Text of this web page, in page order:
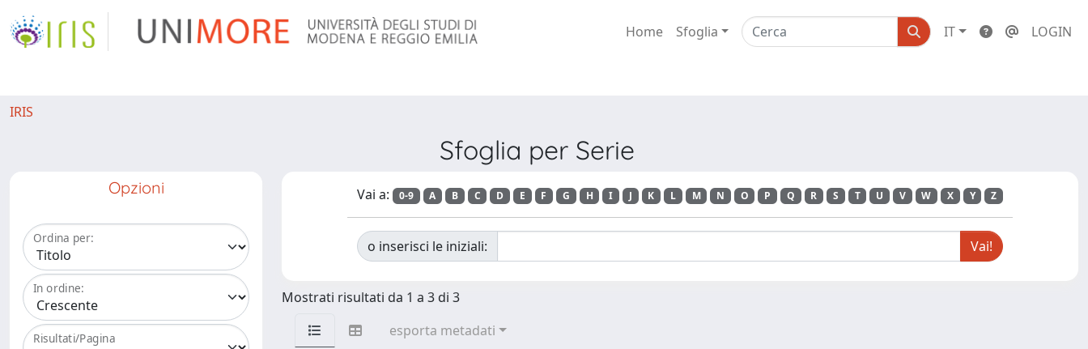
Home Sfoglia IT LOGIN
IRIS
Sfoglia per Serie
Opzioni
Ordina per:
In ordine:
Risultati/Pagina
Vai a: 0-9 A B C D E F G H I J K L M N O P Q R S T U V W X Y Z
o inserisci le iniziali:
Mostrati risultati da 1 a 3 di 3
esporta metadati